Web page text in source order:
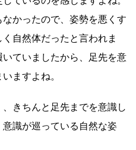
かったので、姿勢を悪くす
自然体だったと言われま
ていましたから、足先を意
ますよね。
きちんと足先までを意識し
識が巡っている自然な姿